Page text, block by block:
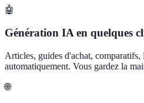
🤖
Génération IA en quelques
Articles, guides d'achat,
automatiquement. Vous gardez la
🌐